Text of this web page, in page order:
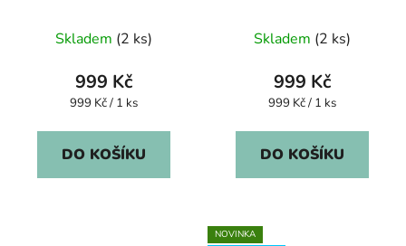
Skladem (2 ks)
999 Kč
Měrná
999 Kč / 1 ks
DO KOŠÍKU
Skladem (2 ks)
999 Kč
Měrná
999 Kč / 1 ks
DO KOŠÍKU
NOVINKA